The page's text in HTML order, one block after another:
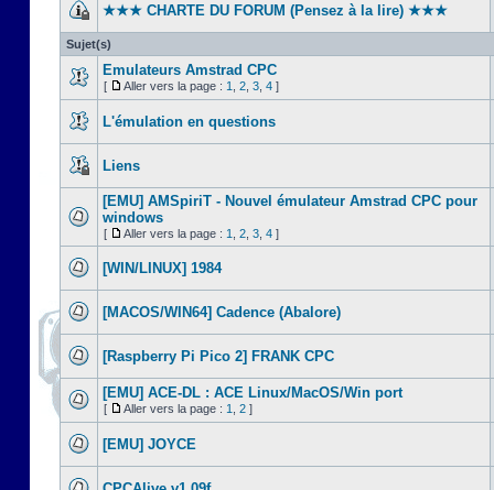
★★★ CHARTE DU FORUM (Pensez à la lire) ★★★
Sujet(s)
Emulateurs Amstrad CPC
[ Aller vers la page : 1 2 3 4 ]
L'émulation en questions
Liens
[EMU] AMSpiriT - Nouvel émulateur Amstrad CPC pour
windows
[ Aller vers la page : 1 2 3 4 ]
[WIN/LINUX] 1984
[MACOS/WIN64] Cadence (Abalore)
[Raspberry Pi Pico 2] FRANK CPC
[EMU] ACE-DL : ACE Linux/MacOS/Win port
[ Aller vers la page : 1 2 ]
[EMU] JOYCE